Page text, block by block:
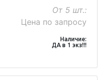
От 5 шт.:
Цена по запросу
Наличие:
ДА в 1 экз!!!